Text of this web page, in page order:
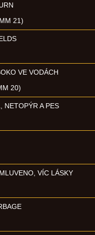
21)
VE VODÁCH
20)
NETOPÝR A PES
VÍC LÁSKY